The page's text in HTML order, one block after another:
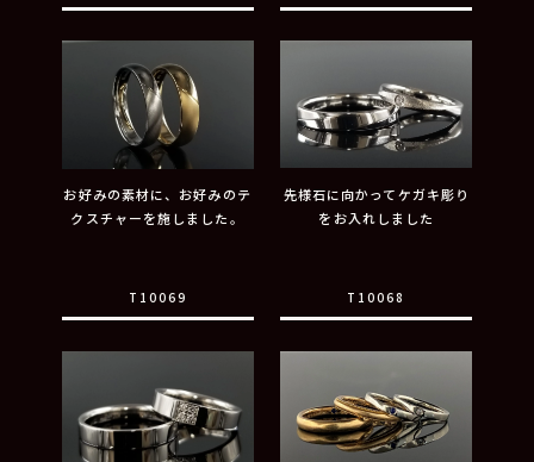
お好みの素材に、お好みのテ
クスチャーを施しました。
T10069
先様石に向かってケガキ彫り
をお入れしました
T10068